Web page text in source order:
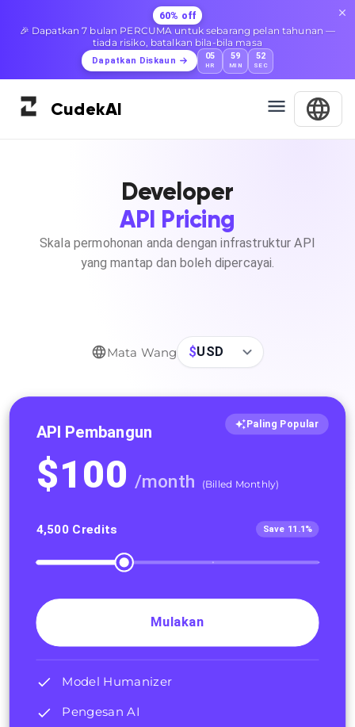
60% off
🎉 Dapatkan 7 bulan PERCUMA untuk sebarang pelan tahunan —
tiada risiko, batalkan bila-bila masa
Dapatkan Diskaun 05
HR
59
MIN
52
SEC
CudekAI
Developer
API Pricing
Skala permohonan anda dengan infrastruktur API
yang mantap dan boleh dipercayai.
Mata Wang $USD
Paling Popular
API Pembangun
$100 /month (Billed Monthly)
4,500 Credits Save 11.1%
Mulakan
Model Humanizer
Pengesan AI